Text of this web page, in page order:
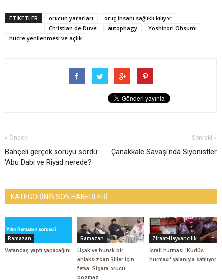
ETİKETLER orucun yararları
oruç insanı sağlıklı kılıyor
Christian de Duve
autophagy
Yoshinori Ohsumi
hücre yenilenmesi ve açlık
« Önceki
Bahçeli gerçek soruyu sordu:
'Abu Dabi ve Riyad nerede?
Sonraki »
Çanakkale Savaşı'nda Siyonistler
KATEGORİNİN SON HABERLERİ
Ramazan
Vatandaş yaptı yapacağını
Ramazan
Uşak ve bunak bir
ahlaksızdan Şiiler için
fetva: Sigara orucu
bozmaz
Ziraat-Hayvancilik
İsrail hurması 'Kudüs
hurması' yalanıyla satılıyor